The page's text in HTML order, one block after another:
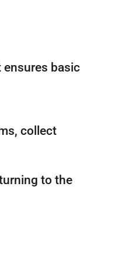
basic
collect
to the